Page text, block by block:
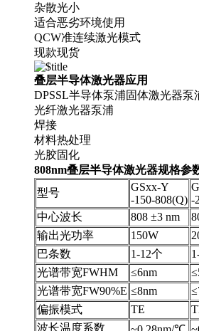
杂散光小
适合恶劣环境使用
QCW准连续激光模式
现款现货
叠层半导体激光器应用
DPSSL半导体泵浦固体激光器泵
光纤激光器泵浦
焊接
材料热处理
光胶固化
808nm叠层半导体激光器规格参
型号
GSxx-Y
-150-808(Q) -
中心波长
808 ±3 nm
输出光功率
150W
巴条数
1-12个
光谱带宽FWHM
≤6nm
光谱带宽FW90%E ≤8nm
偏振模式
TE
波长温度系数